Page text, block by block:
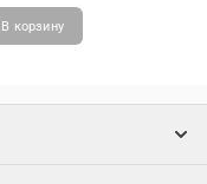
В корзину